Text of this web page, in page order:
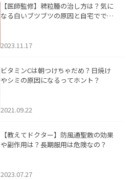
【医師監修】稗粒腫の治し方は？気に
なる白いブツブツの原因と自宅ででき
2023.11.17
ビタミンCは朝つけちゃだめ？日焼け
やシミの原因になるってホント？
2021.09.22
【教えてドクター】防風通聖散の効果
や副作用は？長期服用は危険なの？
2023.07.27